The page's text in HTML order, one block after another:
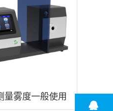
量雾度一般使用